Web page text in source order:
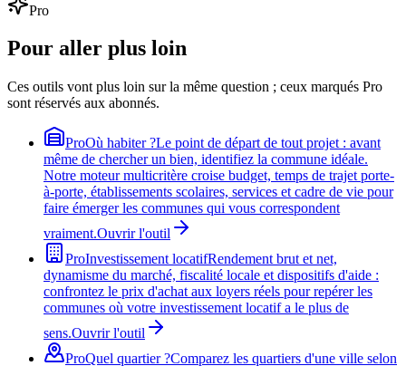
Pro
Pour aller plus loin
Ces outils vont plus loin sur la même question ; ceux marqués Pro
sont réservés aux abonnés.
ProOù habiter ?Le point de départ de tout projet : avant
même de chercher un bien, identifiez la commune idéale.
Notre moteur multicritère croise budget, temps de trajet porte-
à-porte, établissements scolaires, services et cadre de vie pour
faire émerger les communes qui vous correspondent
vraiment.Ouvrir l'outil
ProInvestissement locatifRendement brut et net,
dynamisme du marché, fiscalité locale et dispositifs d'aide :
confrontez le prix d'achat aux loyers réels pour repérer les
communes où votre investissement locatif a le plus de
sens.Ouvrir l'outil
ProQuel quartier ?Comparez les quartiers d'une ville selon